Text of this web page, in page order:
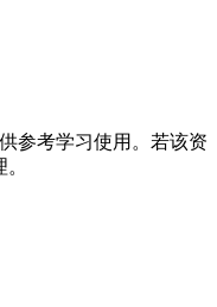
参考学习使用。若该资